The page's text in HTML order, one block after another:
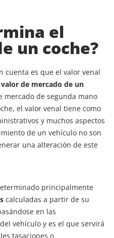
el
un coche?
cuenta es que el valor venal
valor de mercado de un
mercado de segunda mano
el valor venal tiene como
y muchos aspectos
de un vehículo no son
una alteración de este
principalmente
calculadas a partir de su
en las
vehículo y es el que servirá
tasaciones o